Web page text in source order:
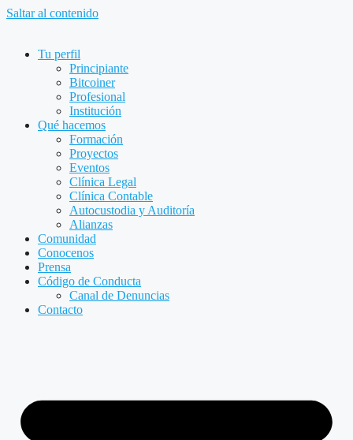
Saltar al contenido
Tu perfil
Principiante
Bitcoiner
Profesional
Institución
Qué hacemos
Formación
Proyectos
Eventos
Clínica Legal
Clínica Contable
Autocustodia y Auditoría
Alianzas
Comunidad
Conocenos
Prensa
Código de Conducta
Canal de Denuncias
Contacto